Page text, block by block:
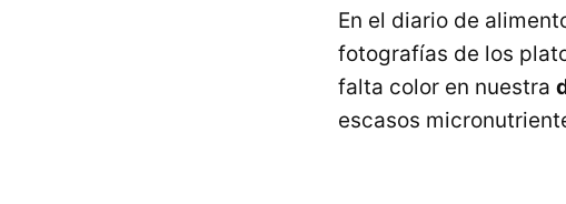
En el diario de
fotografías de los
falta color en nuestra
escasos